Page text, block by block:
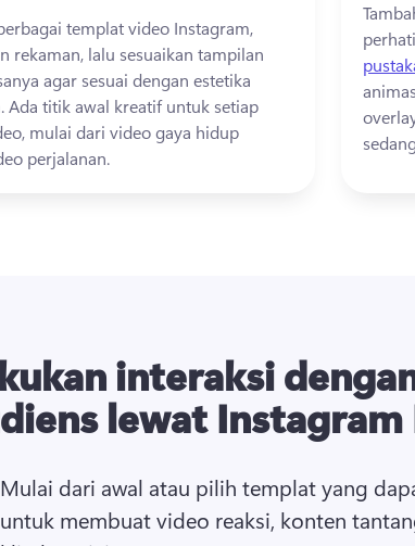
templat video Instagram,
rekaman, lalu sesuaikan tampilan
agar sesuai dengan estetika
Ada titik awal kreatif untuk setiap
mulai dari video gaya hidup
perjalanan.
interaksi
lewat Instagram
Mulai dari awal atau pilih templat yang
untuk membuat video reaksi, konten